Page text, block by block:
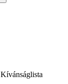
Kívánságlista